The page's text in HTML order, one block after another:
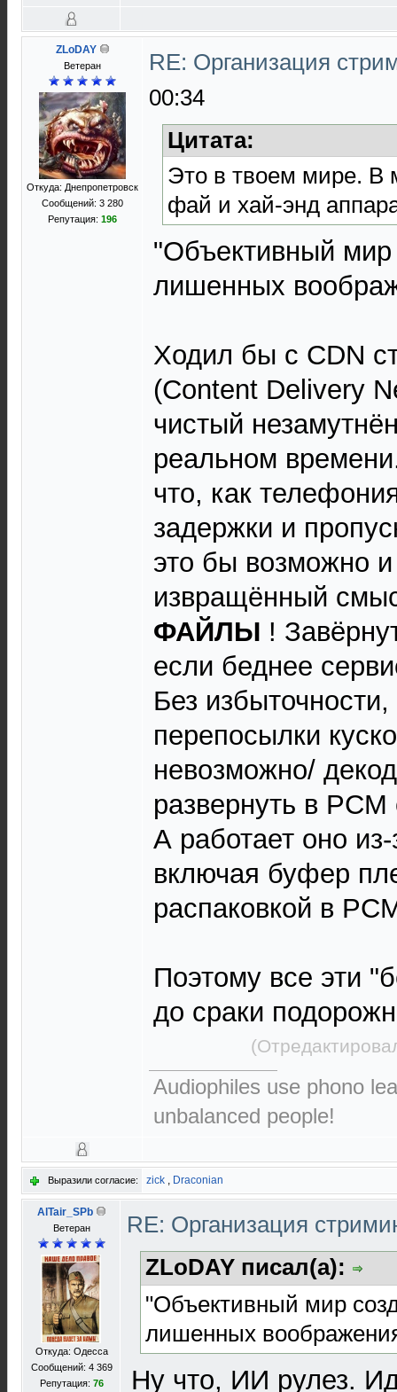
ZLoDAY
Ветеран
Откуда: Днепропетровск
Сообщений: 3 280
Репутация: 196
RE: Организация
00:34
Цитата:
Это в твоем мире. В
фай и хай-энд
"Объективный
лишенных
Ходил бы с CDN
(Content Delivery
чистый
реальном
что, как
задержки и
это бы возможно
извращённый
ФАЙЛЫ !
если беднее
Без
перепосылки
невозможно/
развернуть в
А работает оно
включая буфер
распаковкой в
Поэтому все эти
до сраки
Audiophiles use phono
unbalanced people!
Выразили согласие: zick , Draconian
AlTair_SPb
Ветеран
Откуда: Одесса
Сообщений: 4 369
Репутация: 76
RE: Организация
ZLoDAY писал(а):
"Объективный мир
лишенных
Ну что, ИИ рулез.